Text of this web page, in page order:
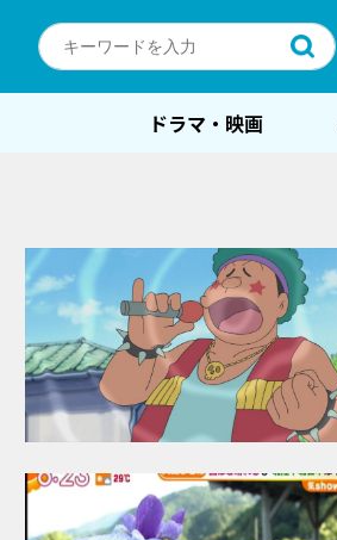
ドラマ・映画